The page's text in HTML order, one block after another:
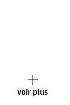
voir plus